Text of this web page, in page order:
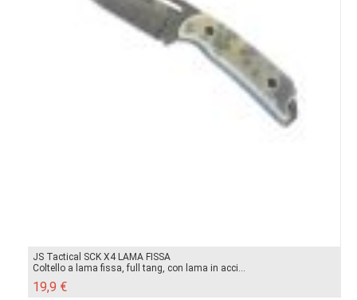
JS Tactical SCK X4 LAMA FISSA
Coltello a lama fissa, full tang, con lama in acci...
19,9 €